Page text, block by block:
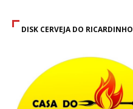
DISK CERVEJA DO RICARDINHO